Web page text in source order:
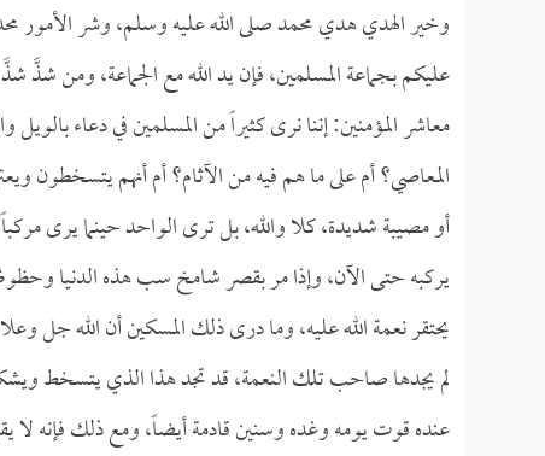
وخير الهدي هدي محمد صلى الله عليه وسلم، وشر الأمور
عليكم بجماعة المسلمين، فإن يد الله مع الجماعة، ومن شذَّ شذَّ
معاشر المؤمنين: إننا نرى كثيراً من المسلمين في دعاء
المعاصي؟ أم على ما هم فيه من الآثام؟ أم أنهم يتسخطون
أو مصيبة شديدة، كلا والله، بل ترى الواحد حينما يرى
يركبه حتى الآن، وإذا مر بقصر شامخ سب هذه الدنيا
يحتقر نعمة الله عليه، وما درى ذلك المسكين أن الله جل
لم يجدها صاحب تلك النعمة، قد تجد هذا الذي يتسخط
عنده قوت يومه وغده وسنين قادمة أيضاً، ومع ذلك فإنه لا